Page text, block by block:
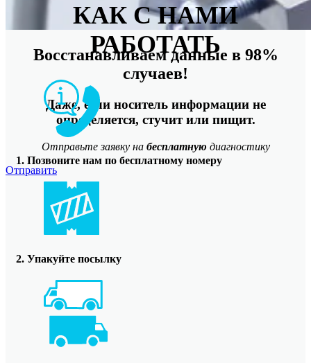
Восстанавливаем данные в 98%
случаев!
Даже, если носитель информации не
определяется, стучит или пищит.
Отправьте заявку на бесплатную диагностику
Отправить
КАК С НАМИ
РАБОТАТЬ
1. Позвоните нам по бесплатному номеру
2. Упакуйте посылку